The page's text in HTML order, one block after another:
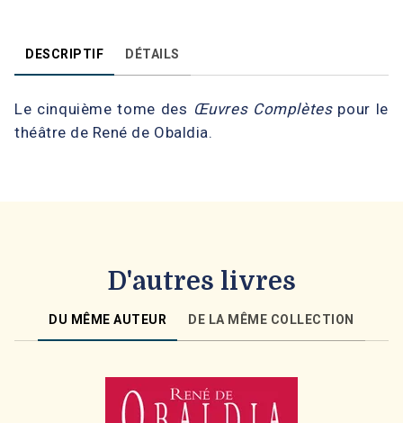
DESCRIPTIF DÉTAILS
Le cinquième tome des Œuvres Complètespour le
théâtre de René de Obaldia.
D'autres livres
DU MÊME AUTEUR DE LA MÊME COLLECTION